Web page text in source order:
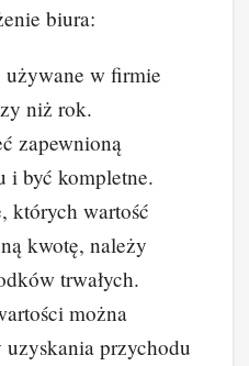
biura:
używane w firmie
niż rok.
zapewnioną
i być kompletne.
których wartość
kwotę, należy
trwałych.
można
przychodu